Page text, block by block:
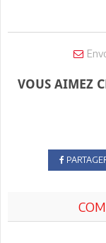
VOUS AIMEZ